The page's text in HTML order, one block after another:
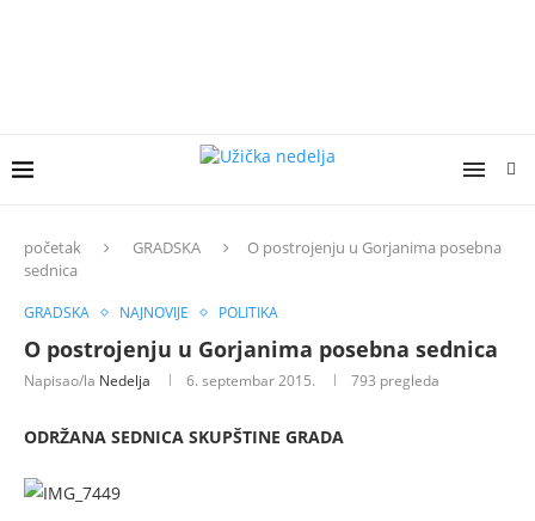
početak GRADSKA
O postrojenju u Gorjanima posebna
sednica
GRADSKA NAJNOVIJE POLITIKA
O postrojenju u Gorjanima posebna sednica
Napisao/la Nedelja 6. septembar 2015. 793 pregleda
ODRŽANA SEDNICA SKUPŠTINE GRADA